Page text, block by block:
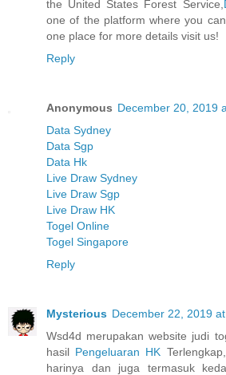
the United States Forest Service,
one of the platform where you
one place for more details visit us!
Reply
Anonymous December 20, 2019
Data Sydney
Data Sgp
Data Hk
Live Draw Sydney
Live Draw Sgp
Live Draw HK
Togel Online
Togel Singapore
Reply
Mysterious December 22, 2019
Wsd4d merupakan website judi
hasil Pengeluaran HK
harinya dan juga termasuk